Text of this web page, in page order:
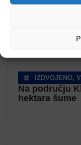
IZDVOJENO,
Na području
hektara šume